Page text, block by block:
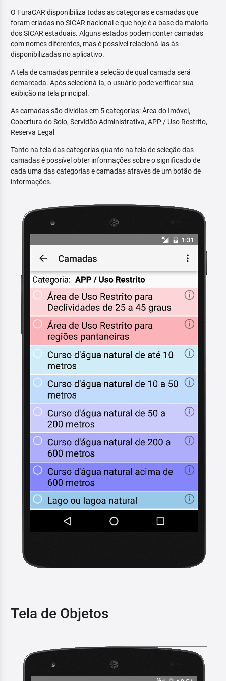
O FuraCAR disponibiliza todas as categorias e camadas que
foram criadas no SICAR nacional e que hoje é a base da maioria
dos SICAR estaduais. Alguns estados podem conter camadas
com nomes diferentes, mas é possível relacioná-las às
disponibilizadas no aplicativo.
A tela de camadas permite a seleção de qual camada será
demarcada. Após selecioná-la, o usuário pode verificar sua
exibição na tela principal.
As camadas são dividias em 5 categorias: Área do Imóvel,
Cobertura do Solo, Servidão Administrativa, APP / Uso Restrito,
Reserva Legal
Tanto na tela das categorias quanto na tela de seleção das
camadas é possível obter informações sobre o significado de
cada uma das categorias e camadas através de um botão de
informações.
Tela de Objetos